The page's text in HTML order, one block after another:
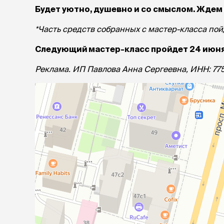
Мягкие
Тоннели
подушки
Пледы
игровые
Дома-
игровые
Столбики
Коврики
Из
Доски
одежда и
Будет уютно, душевно и со смыслом. Ждем
*Часть средств собранных с мастер-класса
Следующий мастер-класс пройдет 24
Реклама. ИП Павлова Анна Сергеевна, ИНН: